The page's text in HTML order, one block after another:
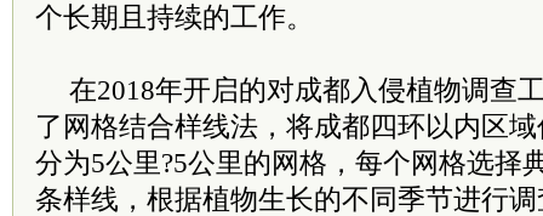
个长期且持续的工作。
在2018年开启的对成都入侵植物调查
了网格结合样线法，将成都四环以内区
分为5公里?5公里的网格，每个网格选择
条样线，根据植物生长的不同季节进行